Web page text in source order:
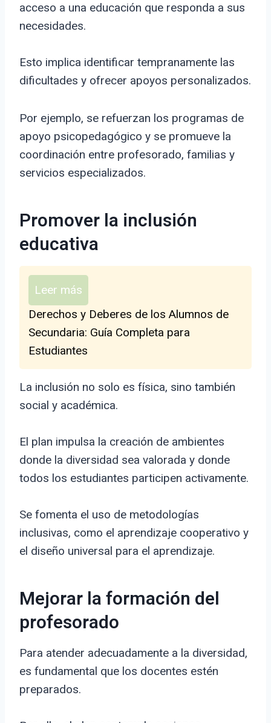
acceso a una educación que responda a sus
necesidades.
Esto implica identificar tempranamente las
dificultades y ofrecer apoyos personalizados.
Por ejemplo, se refuerzan los programas de
apoyo psicopedagógico y se promueve la
coordinación entre profesorado, familias y
servicios especializados.
Promover la inclusión
educativa
Leer más
Derechos y Deberes de los Alumnos de
Secundaria: Guía Completa para
Estudiantes
La inclusión no solo es física, sino también
social y académica.
El plan impulsa la creación de ambientes
donde la diversidad sea valorada y donde
todos los estudiantes participen activamente.
Se fomenta el uso de metodologías
inclusivas, como el aprendizaje cooperativo y
el diseño universal para el aprendizaje.
Mejorar la formación del
profesorado
Para atender adecuadamente a la diversidad,
es fundamental que los docentes estén
preparados.